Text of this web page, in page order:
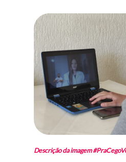
Descrição da imagem